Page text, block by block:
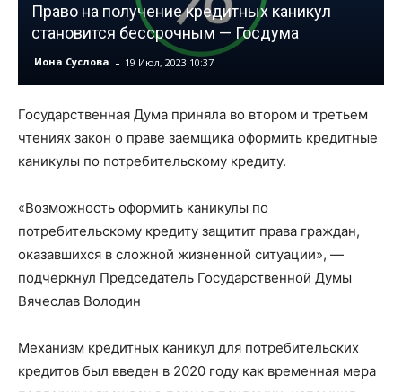
Право на получение кредитных каникул
становится бессрочным — Госдума
Иона Суслова - 19 Июл, 2023 10:37
Государственная Дума приняла во втором и третьем
чтениях закон о праве заемщика оформить кредитные
каникулы по потребительскому кредиту.
«Возможность оформить каникулы по
потребительскому кредиту защитит права граждан,
оказавшихся в сложной жизненной ситуации», —
подчеркнул Председатель Государственной Думы
Вячеслав Володин
Механизм кредитных каникул для потребительских
кредитов был введен в 2020 году как временная мера